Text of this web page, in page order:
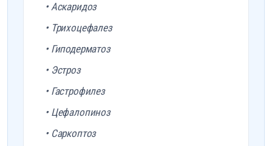
• Аскаридоз
• Трихоцефалез
• Гиподерматоз
• Эстроз
• Гастрофилез
• Цефалопиноз
• Саркоптоз